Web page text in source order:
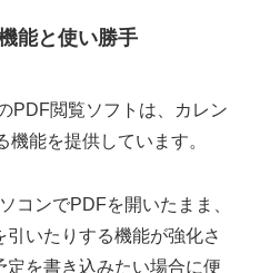
能と使い勝手
PDF閲覧ソフトは、カレン
能を提供しています。
コンでPDFを開いたまま、
いたりする機能が強化さ
定を書き込みたい場合に便